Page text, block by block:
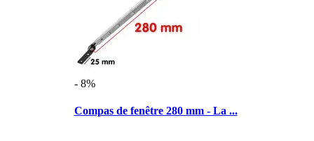
- 8%
Compas de fenêtre 280 mm - La ...